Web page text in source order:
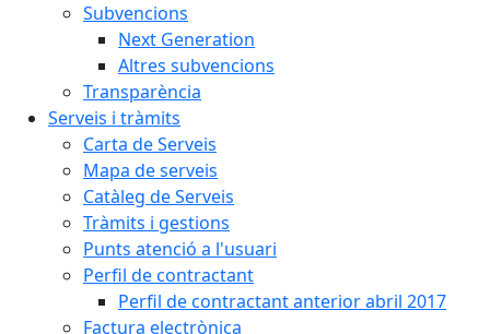
Subvencions
Next Generation
Altres subvencions
Transparència
Serveis i tràmits
Carta de Serveis
Mapa de serveis
Catàleg de Serveis
Tràmits i gestions
Punts atenció a l'usuari
Perfil de contractant
Perfil de contractant anterior abril 2017
Factura electrònica